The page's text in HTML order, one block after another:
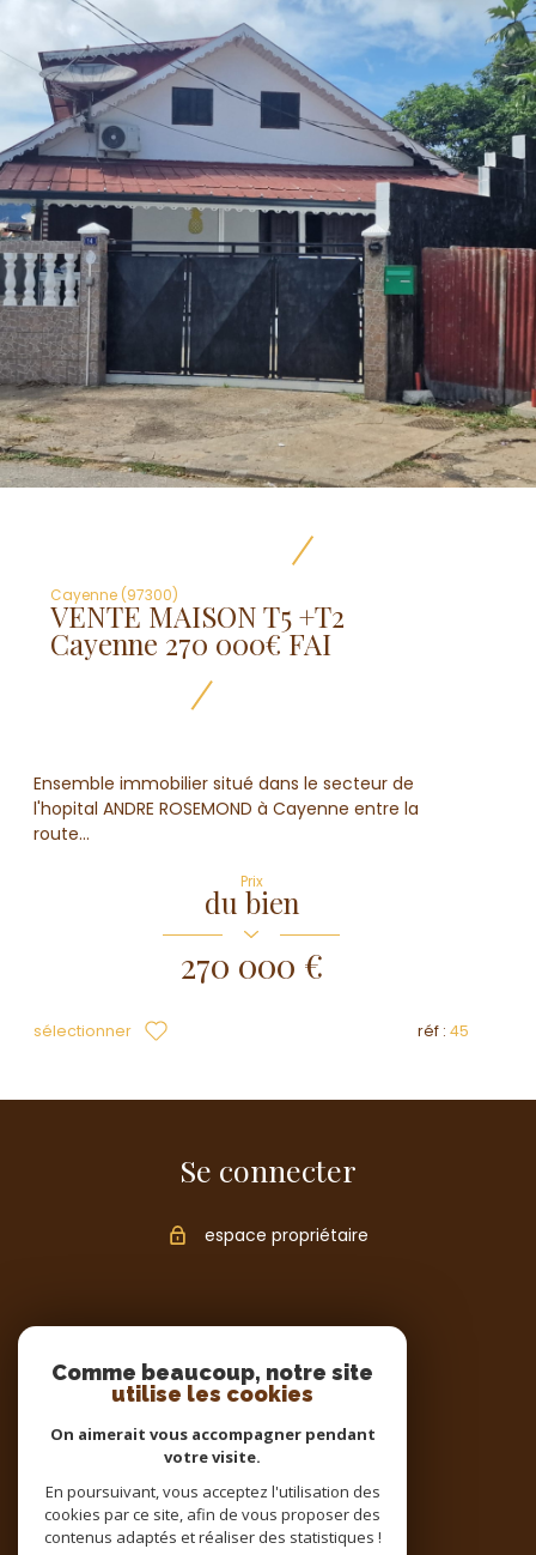
Cayenne (97300)
VENTE MAISON T5 +T2
Cayenne 270 000€ FAI
Ensemble immobilier situé dans le secteur de
l'hopital ANDRE ROSEMOND à Cayenne entre la
route...
Prix
du bien
270 000 €
sélectionner réf : 45
Se connecter
espace propriétaire
Comme beaucoup, notre site
utilise les cookies
On aimerait vous accompagner pendant
votre visite.
En poursuivant, vous acceptez l'utilisation des
cookies par ce site, afin de vous proposer des
contenus adaptés et réaliser des statistiques !